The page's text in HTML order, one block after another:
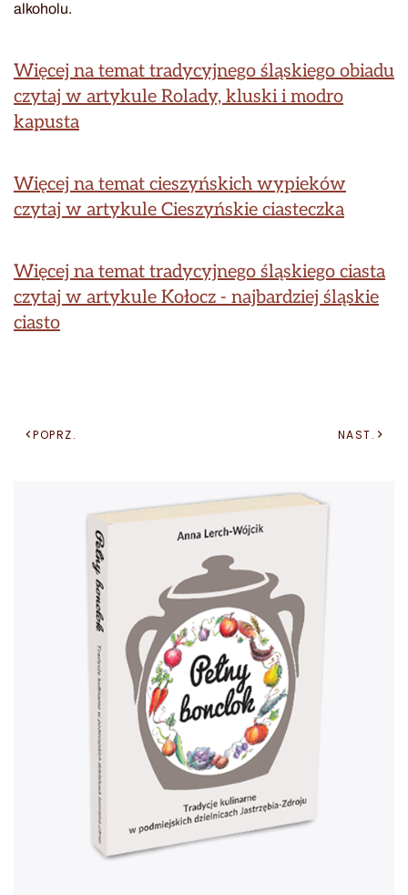
alkoholu.
Więcej na temat tradycyjnego śląskiego obiadu
czytaj w artykule Rolady, kluski i modro
kapusta
Więcej na temat cieszyńskich wypieków
czytaj w artykule Cieszyńskie ciasteczka
Więcej na temat tradycyjnego śląskiego ciasta
czytaj w artykule Kołocz - najbardziej śląskie
ciasto
POPRZ. NAST.